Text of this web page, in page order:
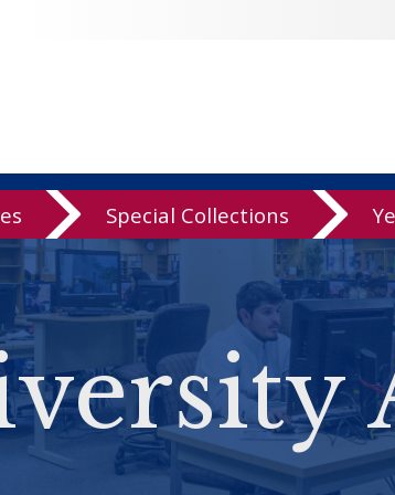
Special Collections